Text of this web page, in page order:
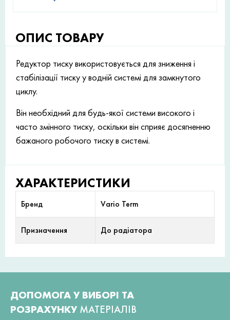
ОПИС ТОВАРУ
Редуктор тиску використовується для зниження і
стабілізації тиску у водній системі для замкнутого
циклу.
Він необхідний для будь-якої системи високого і
часто змінного тиску, оскільки він сприяє досягненню
бажаного робочого тиску в системі.
ХАРАКТЕРИСТИКИ
Бренд Vario Term
Призначення До радіатора
ДОПОМОГА У ВИБОРІ ТА
РОЗРАХУНКУ МАТЕРІАЛІВ